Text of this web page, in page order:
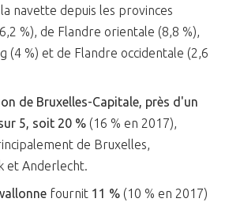
navette depuis les provinces
%), de Flandre orientale (8,8 %),
(4 %) et de Flandre occidentale (2,6
de Bruxelles-Capitale, près d'un
5, soit 20 % (16 % en 2017),
de Bruxelles,
et Anderlecht.
fournit 11 % (10 % en 2017)